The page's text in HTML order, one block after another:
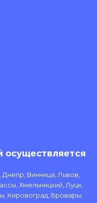
осуществляется
Винница, Львов,
Хмельницкий, Луцк,
Кировоград, Бровары,